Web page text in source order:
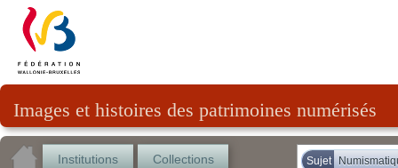
Images et histoires des patrimoines numérisés
Institutions Collections Sujet